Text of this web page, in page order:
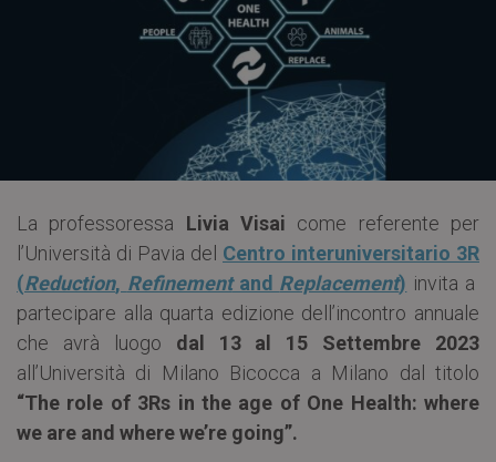
La professoressa Livia Visai come referente per
l’Università di Pavia del Centro interuniversitario 3R
(Reduction, Refinementand Replacement) invita a
partecipare alla quarta edizione dell’incontro annuale
che avrà luogo dal 13 al 15 Settembre 2023
all’Università di Milano Bicocca a Milano dal titolo
“The role of 3Rs in the age of One Health: where
we are and where we’re going”.